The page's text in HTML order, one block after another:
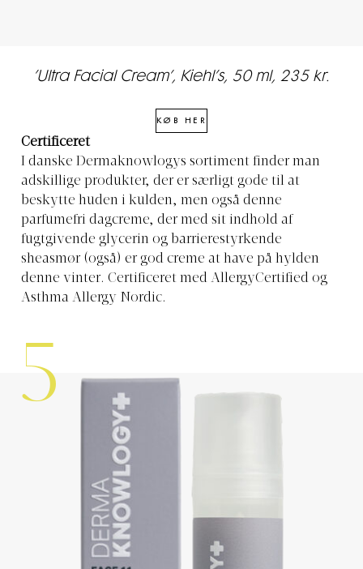
’Ultra Facial Cream’, Kiehl’s, 50 ml, 235 kr.
KØB HER
Certificeret
I danske Dermaknowlogys sortiment finder man
adskillige produkter, der er særligt gode til at
beskytte huden i kulden, men også denne
parfumefri dagcreme, der med sit indhold af
fugtgivende glycerin og barrierestyrkende
sheasmør (også) er god creme at have på hylden
denne vinter. Certificeret med AllergyCertified og
Asthma Allergy Nordic.
5